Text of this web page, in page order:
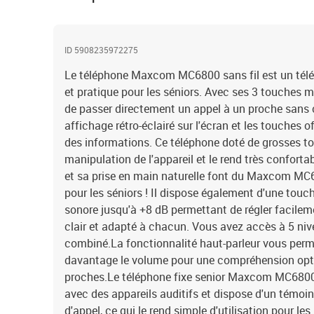
ID 5908235972275
Le téléphone Maxcom MC6800 sans fil est un
et pratique pour les séniors. Avec ses 3 touches
de passer directement un appel à un proche
affichage rétro-éclairé sur l'écran et les touches
des informations. Ce téléphone doté de grosses
manipulation de l'appareil et le rend très
et sa prise en main naturelle font du Maxcom
pour les séniors ! Il dispose également d'une
sonore jusqu'à +8 dB permettant de régler
clair et adapté à chacun. Vous avez accès à 5
combiné.La fonctionnalité haut-parleur vous
davantage le volume pour une compréhension
proches.Le téléphone fixe senior Maxcom
avec des appareils auditifs et dispose d'un
d'appel, ce qui le rend simple d'utilisation pour